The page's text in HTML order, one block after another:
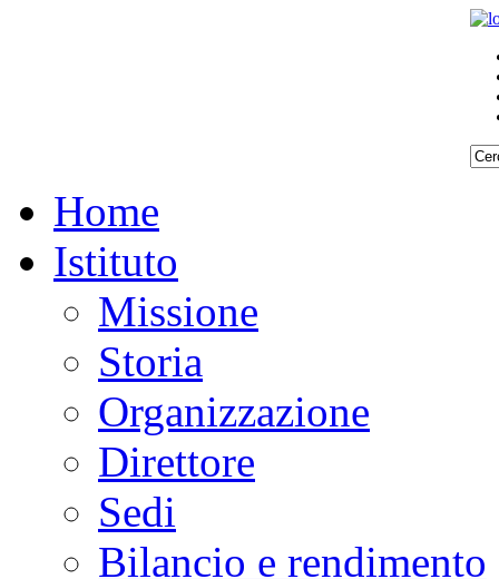
Home
Istituto
Missione
Storia
Organizzazione
Direttore
Sedi
Bilancio e rendimento